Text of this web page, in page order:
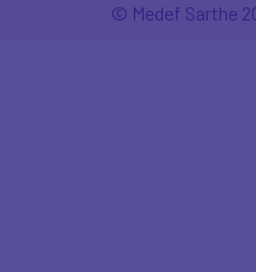
© Medef Sarthe